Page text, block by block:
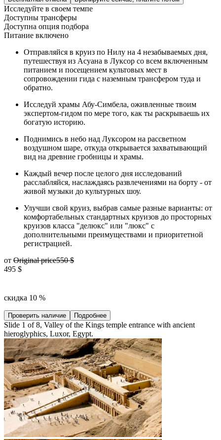
Исследуйте в своем темпе
Доступны трансферы
Доступна опция подбора
Питание включено
Отправляйся в круиз по Нилу на 4 незабываемых дня,
путешествуя из Асуана в Луксор со всем включенным
питанием и посещением культовых мест в
сопровождении гида с наземным трансфером туда и
обратно.
Исследуй храмы Абу-Симбела, оживленные твоим
экспертом-гидом по мере того, как ты раскрываешь их
богатую историю.
Поднимись в небо над Луксором на рассветном
воздушном шаре, откуда открывается захватывающий
вид на древние гробницы и храмы.
Каждый вечер после целого дня исследований
расслабляйся, наслаждаясь развлечениями на борту - от
живой музыки до культурных шоу.
Улучши свой круиз, выбрав самые разные варианты: от
комфортабельных стандартных круизов до просторных
круизов класса "делюкс" или "люкс" с
дополнительными преимуществами и приоритетной
регистрацией.
от Original price550 $
495 $
скидка 10 %
Проверить наличие Подробнее
Slide 1 of 8, Valley of the Kings temple entrance with ancient
hieroglyphics, Luxor, Egypt.